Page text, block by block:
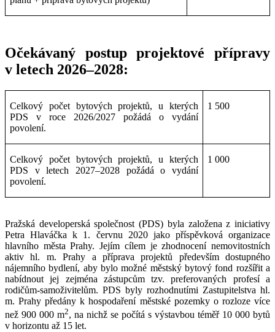
Očekávaný postup projektové přípravy
v letech 2026–2028:
Celkový počet bytových projektů, u kterých
PDS v roce 2026/2027 požádá o vydání
povolení.
1 500
Celkový počet bytových projektů, u kterých
PDS v letech 2027–2028 požádá o vydání
povolení.
1 000
Pražská developerská společnost (PDS) byla založena z iniciativy
Petra Hlaváčka k 1. červnu 2020 jako příspěvková organizace
hlavního města Prahy. Jejím cílem je zhodnocení nemovitostních
aktiv hl. m. Prahy a příprava projektů především dostupného
nájemního bydlení, aby bylo možné městský bytový fond rozšířit a
nabídnout jej zejména zástupcům tzv. preferovaných profesí a
rodičům-samoživitelům. PDS byly rozhodnutími Zastupitelstva hl.
m. Prahy předány k hospodaření městské pozemky o rozloze více
než 900 000 m2, na nichž se počítá s výstavbou téměř 10 000 bytů
v horizontu až 15 let.